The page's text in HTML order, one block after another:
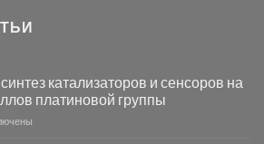
катализаторов и сенсоров на
платиновой группы